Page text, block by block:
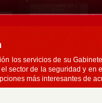
los servicios de su
sector de la seguridad y
más interesantes de